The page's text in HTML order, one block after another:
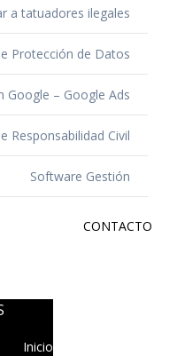
a tatuadores ilegales
Protección de Datos
Google – Google Ads
Responsabilidad Civil
Software Gestión
CONTACTO
Inicio